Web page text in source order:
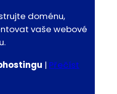
doménu,
vaše webové
| Přečíst